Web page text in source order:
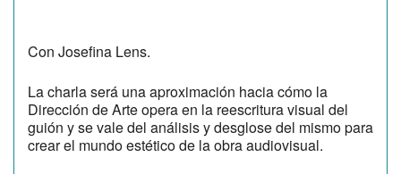
Con Josefina Lens.
La charla será una aproximación hacia cómo la
Dirección de Arte opera en la reescritura visual del
guión y se vale del análisis y desglose del mismo para
crear el mundo estético de la obra audiovisual.